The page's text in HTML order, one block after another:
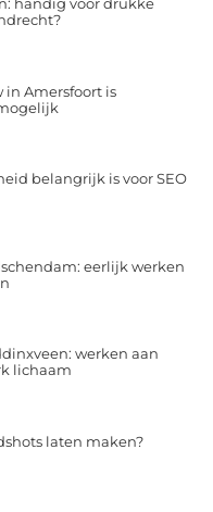
Amersfoort is
belangrijk is voor SEO
eerlijk werken
werken aan
lichaam
laten maken?